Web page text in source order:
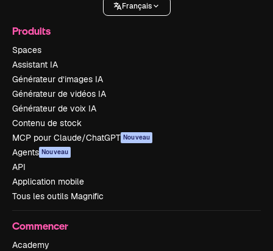
Français
Produits
Spaces
Assistant IA
Générateur d’images IA
Générateur de vidéos IA
Générateur de voix IA
Contenu de stock
MCP pour Claude/ChatGPT Nouveau
Agents Nouveau
API
Application mobile
Tous les outils Magnific
Commencer
Academy